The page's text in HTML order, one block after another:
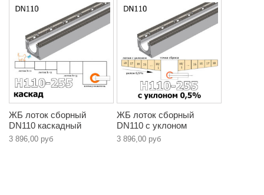
ЖБ лоток сборный
DN110 каскадный
3 896,00 руб
ЖБ лоток сборный
DN110 с уклоном
3 896,00 руб